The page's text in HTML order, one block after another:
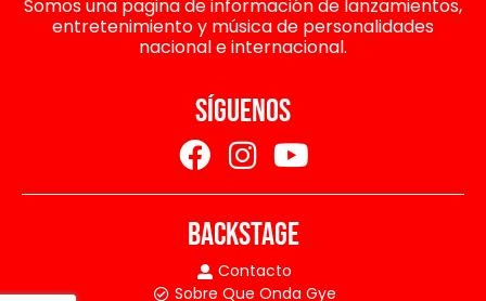
Somos una pagina de información de lanzamientos,
entretenimiento y música de personalidades
nacional e internacional.
SÍGUENOS
BACKSTAGE
Contacto
Sobre Que Onda Gye